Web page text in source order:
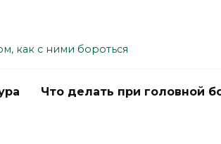
как с ними бороться
Что делать при головной